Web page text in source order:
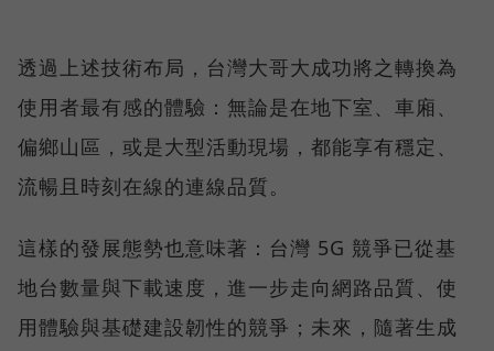
透過上述技術布局，台灣大哥大成功將之轉換為
使用者最有感的體驗：無論是在地下室、車廂、
偏鄉山區，或是大型活動現場，都能享有穩定、
流暢且時刻在線的連線品質。
這樣的發展態勢也意味著：台灣 5G 競爭已從基
地台數量與下載速度，進一步走向網路品質、使
用體驗與基礎建設韌性的競爭；未來，隨著生成